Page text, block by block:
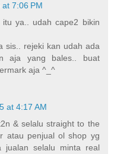
7:06 PM
ya.. udah cape2 bikin
sis.. rejeki kan udah ada
aja yang bales.. buat
aja ^_^
at 4:17 AM
& selalu straight to the
atau penjual ol shop yg
jualan selalu minta real